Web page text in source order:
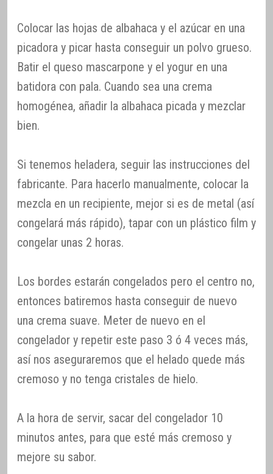
Colocar las hojas de albahaca y el azúcar en una
picadora y picar hasta conseguir un polvo grueso.
Batir el queso mascarpone y el yogur en una
batidora con pala. Cuando sea una crema
homogénea, añadir la albahaca picada y mezclar
bien.
Si tenemos heladera, seguir las instrucciones del
fabricante. Para hacerlo manualmente, colocar la
mezcla en un recipiente, mejor si es de metal (así
congelará más rápido), tapar con un plástico film y
congelar unas 2 horas.
Los bordes estarán congelados pero el centro no,
entonces batiremos hasta conseguir de nuevo
una crema suave. Meter de nuevo en el
congelador y repetir este paso 3 ó 4 veces más,
así nos aseguraremos que el helado quede más
cremoso y no tenga cristales de hielo.
A la hora de servir, sacar del congelador 10
minutos antes, para que esté más cremoso y
mejore su sabor.